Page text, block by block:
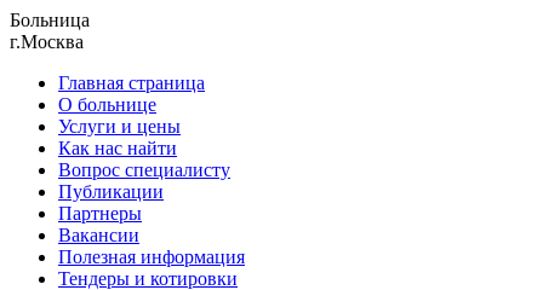
Больница
г.Москва
Главная страница
О больнице
Услуги и цены
Как нас найти
Вопрос специалисту
Публикации
Партнеры
Вакансии
Полезная информация
Тендеры и котировки